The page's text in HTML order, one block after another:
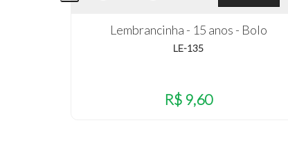
Lembrancinha - 15 anos - Bolo
LE-135
R$ 9,60